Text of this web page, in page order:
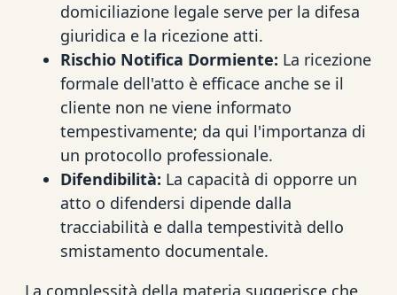
domiciliazione legale serve per la difesa
giuridica e la ricezione atti.
Rischio Notifica Dormiente: La ricezione
formale dell'atto è efficace anche se il
cliente non ne viene informato
tempestivamente; da qui l'importanza di
un protocollo professionale.
Difendibilità: La capacità di opporre un
atto o difendersi dipende dalla
tracciabilità e dalla tempestività dello
smistamento documentale.
La complessità della materia suggerisce che